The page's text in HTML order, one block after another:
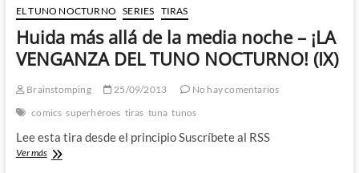
–
¡LA
VENGANZA
DEL
TUNO
(X)
EL TUNO NOCTURNO SERIES TIRAS
Huida más allá de la media noche – ¡LA
VENGANZA DEL TUNO NOCTURNO! (IX)
Brainstomping 25/09/2013
No hay comentarios
comics superhéroes tiras tuna tunos
Lee esta tira desde el principio Suscríbete al RSS
Ver másHuida